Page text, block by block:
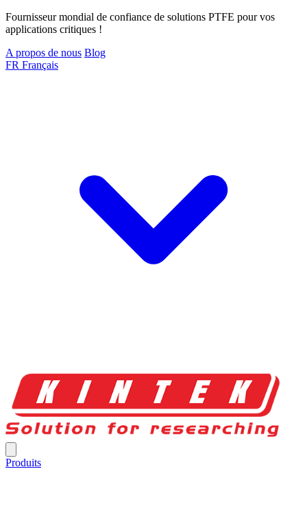
Fournisseur mondial de confiance de solutions PTFE pour vos
applications critiques !
A propos de nous Blog
FR Français
Produits